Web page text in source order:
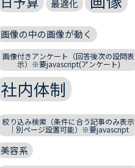
最適化
画像の中の画像が動く
画像付きアンケート（回答後次の設問表
示）※要javascript(アンケート)
社内体制
絞り込み検索（条件に合う記事のみ表示
｜別ページ設置可能）※要javascript
美容系